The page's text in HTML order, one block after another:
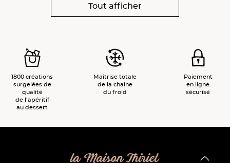
Tout afficher
1800 créations
surgelées de
qualité
de l’apéritif
au dessert
Maîtrise totale
de la chaîne
du froid
Paiement
en ligne
sécurisé
la Maison Thiriet